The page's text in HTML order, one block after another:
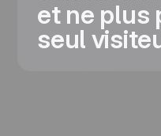
et ne plus
seul